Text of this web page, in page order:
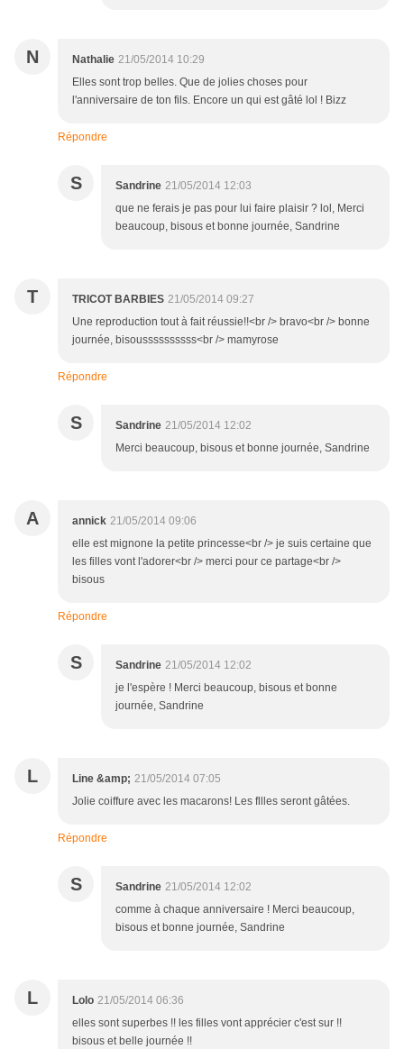
N Nathalie 21/05/2014 10:29
Elles sont trop belles. Que de jolies choses pour
l'anniversaire de ton fils. Encore un qui est gâté lol ! Bizz
Répondre
S Sandrine 21/05/2014 12:03
que ne ferais je pas pour lui faire plaisir ? lol, Merci
beaucoup, bisous et bonne journée, Sandrine
T TRICOT BARBIES 21/05/2014 09:27
Une reproduction tout à fait réussie!!<br /> bravo<br /> bonne
journée, bisoussssssssss<br /> mamyrose
Répondre
S Sandrine 21/05/2014 12:02
Merci beaucoup, bisous et bonne journée, Sandrine
A annick 21/05/2014 09:06
elle est mignone la petite princesse<br /> je suis certaine que
les filles vont l'adorer<br /> merci pour ce partage<br />
bisous
Répondre
S Sandrine 21/05/2014 12:02
je l'espère ! Merci beaucoup, bisous et bonne
journée, Sandrine
L Line &amp; 21/05/2014 07:05
Jolie coiffure avec les macarons! Les fllles seront gâtées.
Répondre
S Sandrine 21/05/2014 12:02
comme à chaque anniversaire ! Merci beaucoup,
bisous et bonne journée, Sandrine
L Lolo 21/05/2014 06:36
elles sont superbes !! les filles vont apprécier c'est sur !!
bisous et belle journée !!